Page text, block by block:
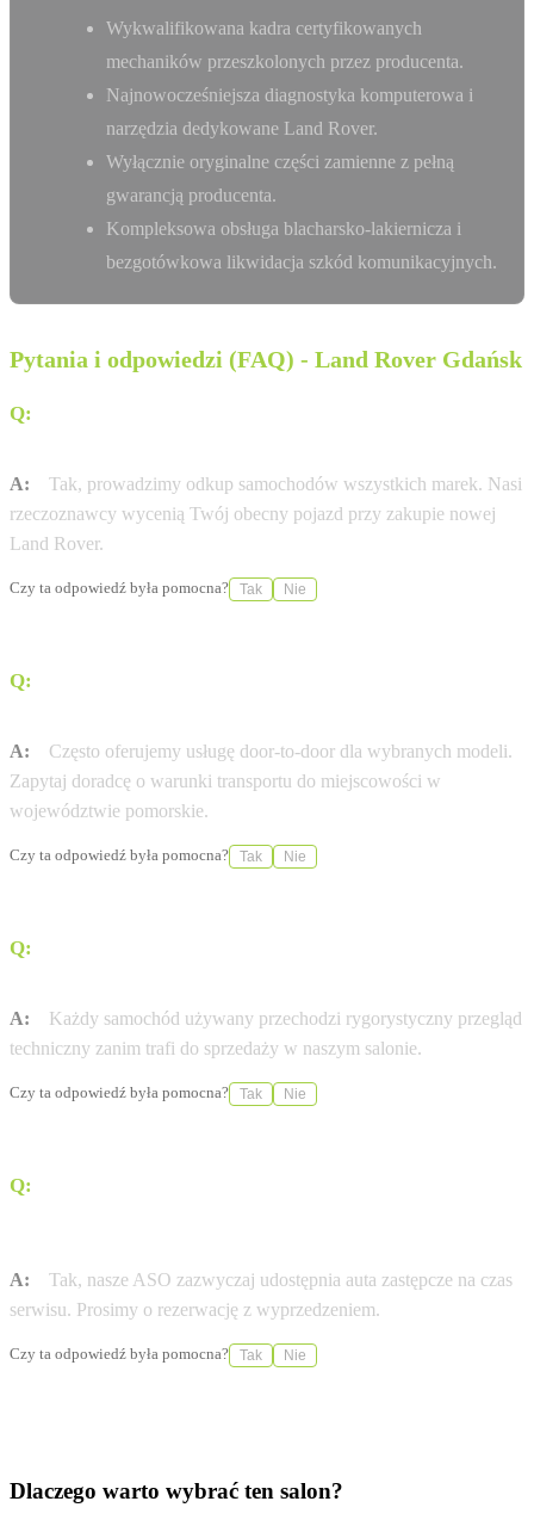
Wykwalifikowana kadra certyfikowanych
mechaników przeszkolonych przez producenta.
Najnowocześniejsza diagnostyka komputerowa i
narzędzia dedykowane Land Rover.
Wyłącznie oryginalne części zamienne z pełną
gwarancją producenta.
Kompleksowa obsługa blacharsko-lakiernicza i
bezgotówkowa likwidacja szkód komunikacyjnych.
Pytania i odpowiedzi (FAQ) - Land Rover Gdańsk
Q:
A:
Tak, prowadzimy odkup samochodów wszystkich marek. Nasi
rzeczoznawcy wycenią Twój obecny pojazd przy zakupie nowej
Land Rover.
Czy ta odpowiedź była pomocna? Tak Nie
Q:
A:
Często oferujemy usługę door-to-door dla wybranych modeli.
Zapytaj doradcę o warunki transportu do miejscowości w
województwie pomorskie.
Czy ta odpowiedź była pomocna? Tak Nie
Q:
A:
Każdy samochód używany przechodzi rygorystyczny przegląd
techniczny zanim trafi do sprzedaży w naszym salonie.
Czy ta odpowiedź była pomocna? Tak Nie
Q:
A:
Tak, nasze ASO zazwyczaj udostępnia auta zastępcze na czas
serwisu. Prosimy o rezerwację z wyprzedzeniem.
Czy ta odpowiedź była pomocna? Tak Nie
Dlaczego warto wybrać ten salon?